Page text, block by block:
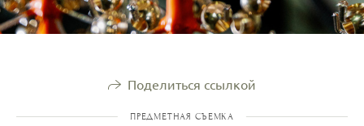
Поделиться ссылкой
ПРЕДМЕТНАЯ СЪЕМКА